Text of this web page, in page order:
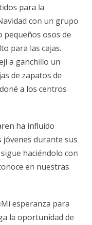
para la
con un grupo
pequeños osos de
para las cajas.
a ganchillo un
de zapatos de
a los centros
ha influido
jóvenes durante sus
haciéndolo con
en nuestras
esperanza para
la oportunidad de